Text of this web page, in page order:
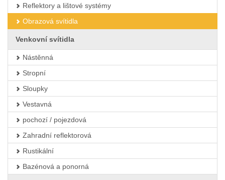
Reflektory a lištové systémy
Obrazová svítidla
Venkovní svítidla
Nástěnná
Stropní
Sloupky
Vestavná
pochozí / pojezdová
Zahradní reflektorová
Rustikální
Bazénová a ponorná